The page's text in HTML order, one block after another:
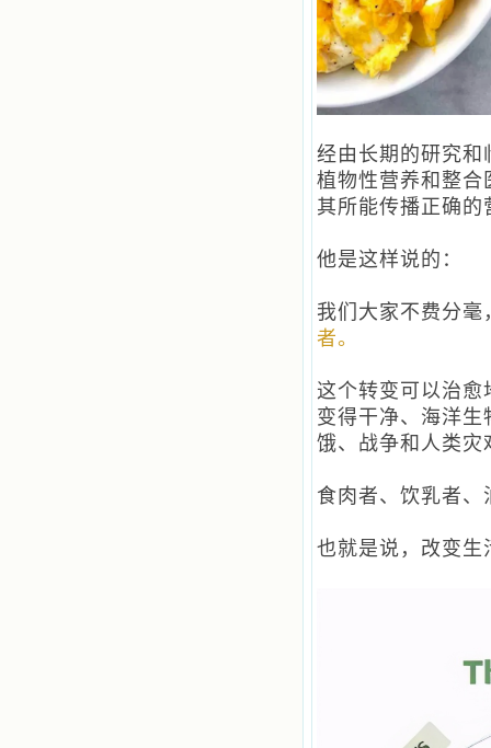
经由长期的研究
植物性营养和整合
其所能传播正确
他是这样说的：
我们大家不费分
者。
这个转变可以治
变得干净、海洋
饿、战争和人类灾
食肉者、饮乳者、
也就是说，改变生